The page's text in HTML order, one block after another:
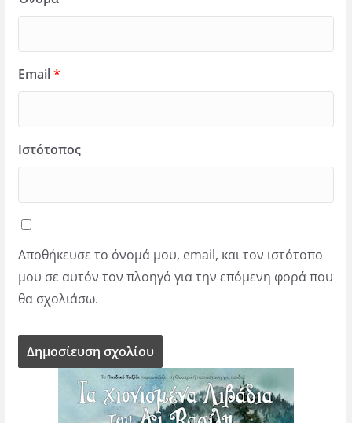
Email*
Ιστότοπος
Αποθήκευσε το όνομά μου, email, και τον ιστότοπο
μου σε αυτόν τον πλοηγό για την επόμενη φορά που
θα σχολιάσω.